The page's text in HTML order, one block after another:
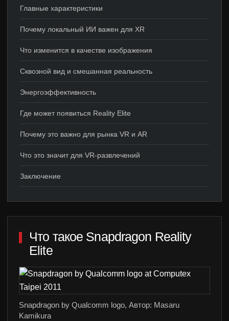
Главные характеристики
Почему локальный ИИ важен для XR
Что изменится в качестве изображения
Сквозной вид и смешанная реальность
Энергоэффективность
Где может появиться Reality Elite
Почему это важно для рынка VR и AR
Что это значит для VR-развлечений
Заключение
Что такое Snapdragon Reality
Elite
Snapdragon by Qualcomm logo, Автор: Masaru
Kamikura